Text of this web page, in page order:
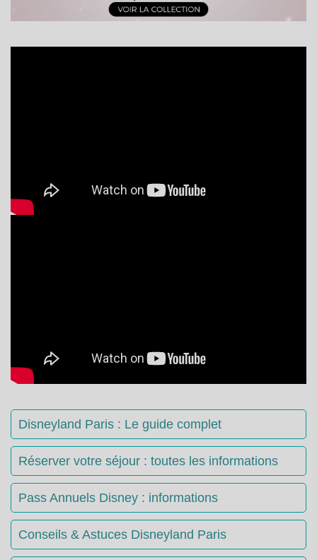
Disneyland Paris : Le guide complet
Réserver votre séjour : toutes les informations
Pass Annuels Disney : informations
Conseils & Astuces Disneyland Paris